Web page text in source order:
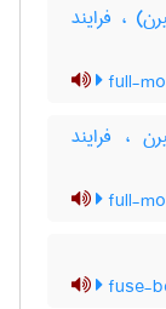
، فرایند
full-
، فرایند
full-
fuse-